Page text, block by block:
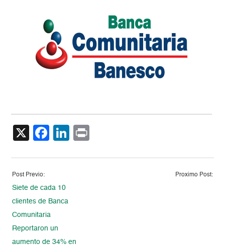
X Facebook
LinkedIn
Post Previo:
Siete de cada 10
clientes de Banca
Comunitaria
Reportaron un
aumento de 34% en
Proximo Post: